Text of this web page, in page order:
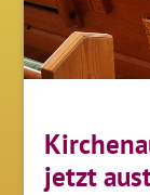
jetzt